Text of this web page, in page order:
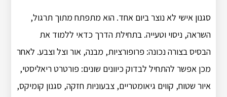
סגנון אישי לא נוצר ביום אחד. הוא מתפתח מתוך תרגול,
השראה, ניסוי וטעייה. בתחילת הדרך כדאי ללמוד את
הבסיס בצורה נכונה: פרופורציות, מבנה, אור וצל וצבע. לאחר
מכן אפשר להתחיל לבדוק כיוונים שונים: פורטרט ריאליסטי,
איור שטוח, קווים גיאומטריים, צבעוניות חזקה, סגנון קומיקס,